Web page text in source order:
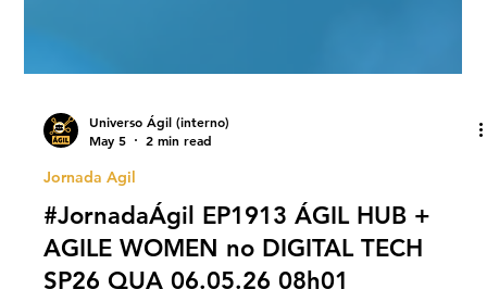
May 5
Jornada Agil
#JornadaÁgil EP1913 ÁGIL HUB +
AGILE WOMEN no DIGITAL TECH